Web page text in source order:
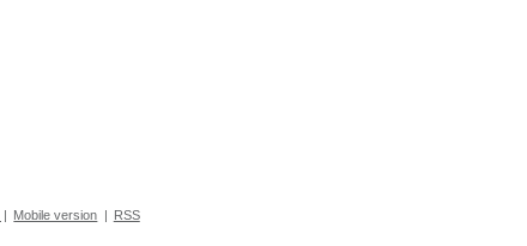
| Mobile version | RSS